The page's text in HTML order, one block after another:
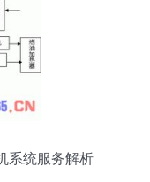
系统服务解析